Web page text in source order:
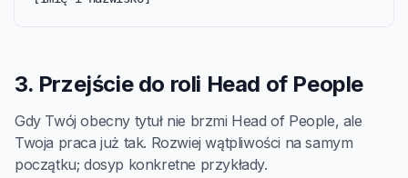
3. Przejście do roli Head of People
Gdy Twój obecny tytuł nie brzmi Head of People, ale
Twoja praca już tak. Rozwiej wątpliwości na samym
początku; dosyp konkretne przykłady.